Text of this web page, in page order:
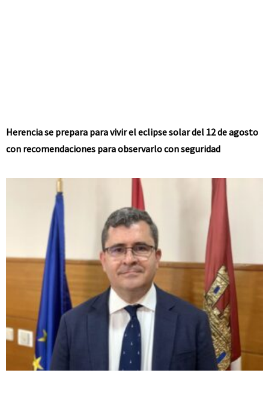
Herencia se prepara para vivir el eclipse solar del 12 de agosto
con recomendaciones para observarlo con seguridad